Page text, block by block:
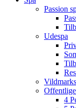
Passion
Udespa
4